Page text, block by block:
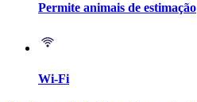
Permite animais de estimação
Wi-Fi